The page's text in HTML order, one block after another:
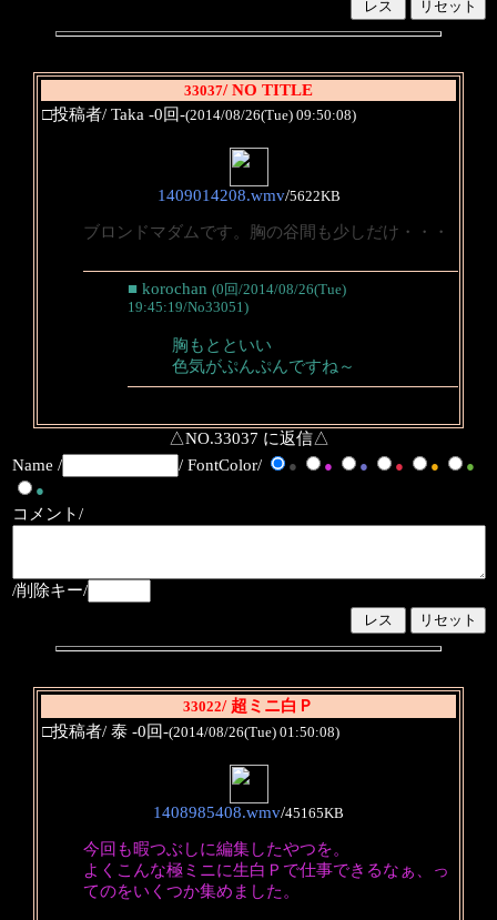
33037/ NO TITLE
□投稿者/ Taka -0回-(2014/08/26(Tue) 09:50:08)
1409014208.wmv/5622KB
ブロンドマダムです。胸の谷間も少しだけ・・・
■ korochan (0回/2014/08/26(Tue)
19:45:19/No33051)
胸もとといい
色気がぷんぷんですね～
△NO.33037 に返信△
Name /
/ FontColor/ ● ● ● ● ●
●
●
コメント/
/削除キー/
33022/ 超ミニ白Ｐ
□投稿者/ 泰 -0回-(2014/08/26(Tue) 01:50:08)
1408985408.wmv/45165KB
今回も暇つぶしに編集したやつを。
よくこんな極ミニに生白Ｐで仕事できるなぁ、っ
てのをいくつか集めました。